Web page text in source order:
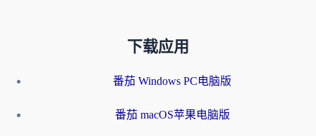
下载应用
番茄 Windows PC电脑版
番茄 macOS苹果电脑版